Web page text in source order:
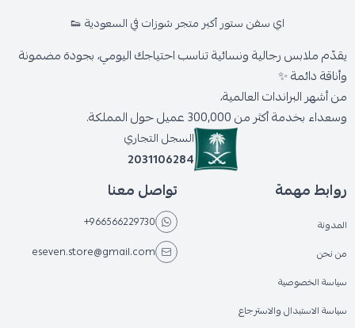
اي سفن ستور أكبر متجر شوزات في السعودية 👟
يقدّم ملابس رجالية ونسائية تناسب احتياجك اليومي، بجودة مضمونة
وأناقة دائمة ✨
من أشهر البراندات العالمية،
وسعداء بخدمة أكثر من 300,000 عميل حول المملكة.
السجل التجاري
2031106284
روابط مهمة
المدونة
من نحن
سياسة الخصوصية
سياسة الاستبدال والاسترجاع
تواصل معنا
+966566229730
eseven.store@gmail.com